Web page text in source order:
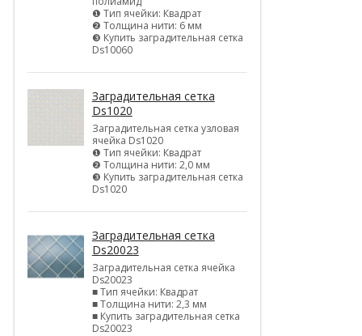
❶ Тип ячейки: Квадрат
❷ Толщина нити: 6 мм
❸ Купить заградительная сетка
Ds10060
Заградительная сетка
Ds1020
Заградительная сетка узловая
ячейка Ds1020
❶ Тип ячейки: Квадрат
❷ Толщина нити: 2,0 мм
❸ Купить заградительная сетка
Ds1020
Заградительная сетка
Ds20023
Заградительная сетка ячейка
Ds20023
■ Тип ячейки: Квадрат
■ Толщина нити: 2,3 мм
■ Купить заградительная сетка
Ds20023